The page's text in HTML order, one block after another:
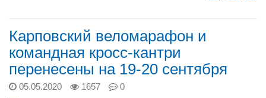
Карповский веломарафон и
командная кросс-кантри
перенесены на 19-20 сентября
05.05.2020 1657 0